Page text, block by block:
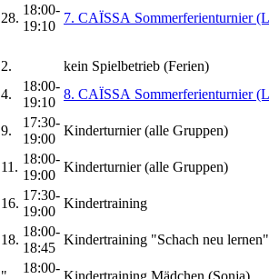
28.
18:00-
19:10
7. CAÏSSA Sommerferienturnier
2.
kein Spielbetrieb (Ferien)
4.
18:00-
19:10
8. CAÏSSA Sommerferienturnier
9.
17:30-
19:00
Kinderturnier (alle Gruppen)
11.
18:00-
19:00
Kinderturnier (alle Gruppen)
16.
17:30-
19:00
Kindertraining
18.
18:00-
18:45
Kindertraining "Schach neu
"
18:00-
Kindertraining Mädchen (Sonja)